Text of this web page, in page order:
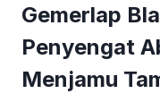
Gemerlap
Penyengat
Menjamu